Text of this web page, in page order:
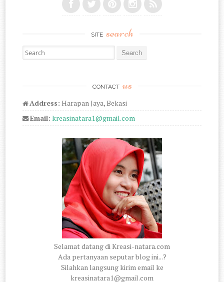
SITE search
Search for:
CONTACT us
Address: Harapan Jaya, Bekasi
Email: kreasinatara1@gmail.com
Selamat datang di Kreasi-natara.com
Ada pertanyaan seputar blog ini...?
Silahkan langsung kirim email ke
kreasinatara1@gmail.com